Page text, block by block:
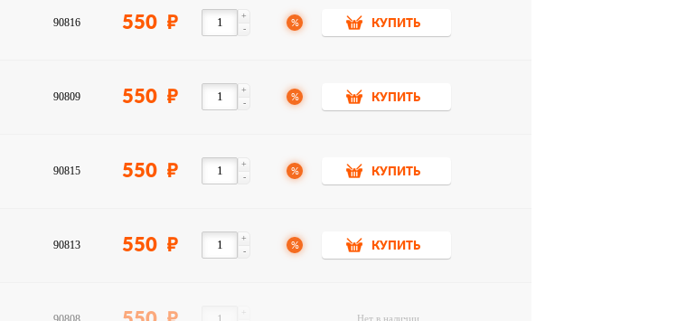
90816 550 -
+
% КУПИТЬ
90809 550 -
+
% КУПИТЬ
90815 550 -
+
% КУПИТЬ
90813 550 -
+
% КУПИТЬ
+
Нет в наличии